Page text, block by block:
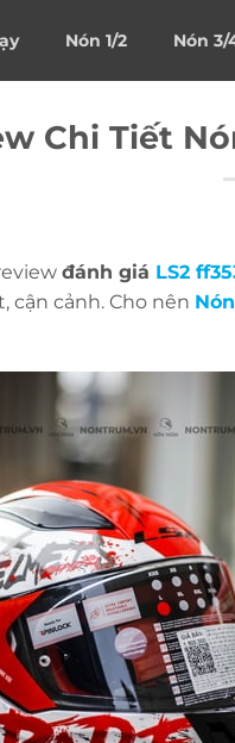
Nón 1/2 Nón 3/
Chi Tiết
đánh giá LS2
cận cảnh. Cho nên